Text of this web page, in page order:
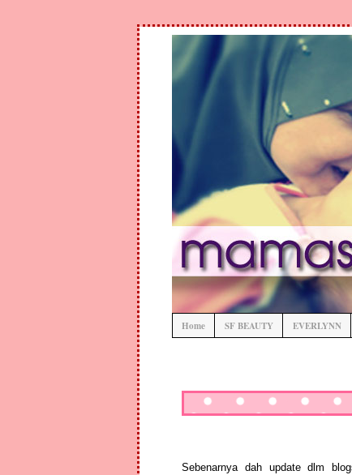
Home SF BEAUTY EVERLYNN
Sebenarnya dah update dlm